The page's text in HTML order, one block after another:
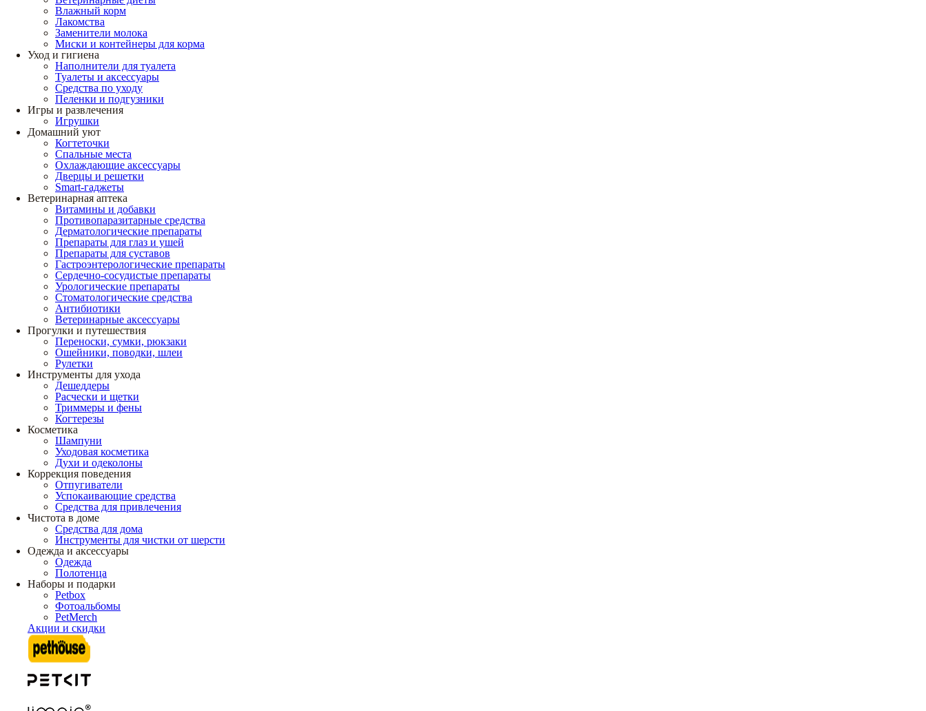
Влажный корм
Лакомства
Заменители молока
Миски и контейнеры для корма
Уход и гигиена
Наполнители для туалета
Туалеты и аксессуары
Средства по уходу
Пеленки и подгузники
Игры и развлечения
Игрушки
Домашний уют
Когтеточки
Спальные места
Охлаждающие аксессуары
Дверцы и решетки
Smart-гаджеты
Ветеринарная аптека
Витамины и добавки
Противопаразитарные средства
Дерматологические препараты
Препараты для глаз и ушей
Препараты для суставов
Гастроэнтерологические препараты
Сердечно-сосудистые препараты
Урологические препараты
Стоматологические средства
Антибиотики
Ветеринарные аксессуары
Прогулки и путешествия
Переноски, сумки, рюкзаки
Ошейники, поводки, шлеи
Рулетки
Инструменты для ухода
Дешеддеры
Расчески и щетки
Триммеры и фены
Когтерезы
Косметика
Шампуни
Уходовая косметика
Духи и одеколоны
Коррекция поведения
Отпугиватели
Успокаивающие средства
Средства для привлечения
Чистота в доме
Средства для дома
Инструменты для чистки от шерсти
Одежда и аксессуары
Одежда
Полотенца
Наборы и подарки
Petbox
Фотоальбомы
PetMerch
Акции и скидки